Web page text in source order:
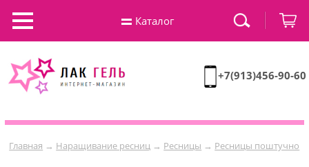
+7(913)456-90-60
Главная → Наращивание ресниц → Ресницы → Ресницы поштучно
Каталог